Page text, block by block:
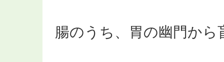
腸のうち、胃の幽門か